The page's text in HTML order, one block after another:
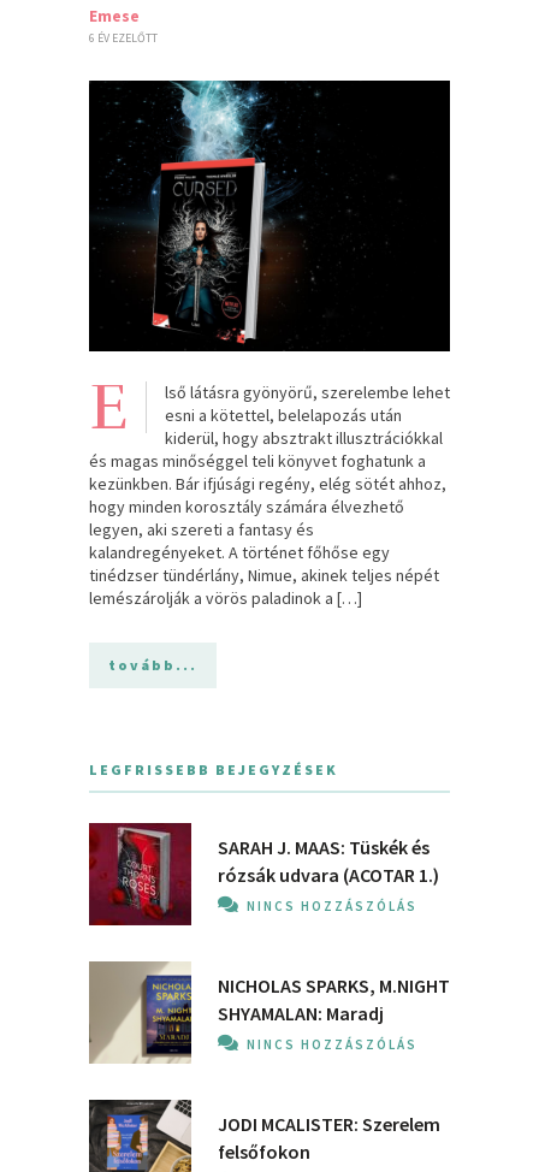
Emese
6 ÉV EZELŐTT
E
lső látásra gyönyörű, szerelembe lehet
esni a kötettel, belelapozás után
kiderül, hogy absztrakt illusztrációkkal
és magas minőséggel teli könyvet foghatunk a
kezünkben. Bár ifjúsági regény, elég sötét ahhoz,
hogy minden korosztály számára élvezhető
legyen, aki szereti a fantasy és
kalandregényeket. A történet főhőse egy
tinédzser tündérlány, Nimue, akinek teljes népét
lemészárolják a vörös paladinok a […]
tovább...
LEGFRISSEBB BEJEGYZÉSEK
SARAH J. MAAS: Tüskék és
rózsák udvara (ACOTAR 1.)
NINCS HOZZÁSZÓLÁS
NICHOLAS SPARKS, M.NIGHT
SHYAMALAN: Maradj
NINCS HOZZÁSZÓLÁS
JODI MCALISTER: Szerelem
felsőfokon